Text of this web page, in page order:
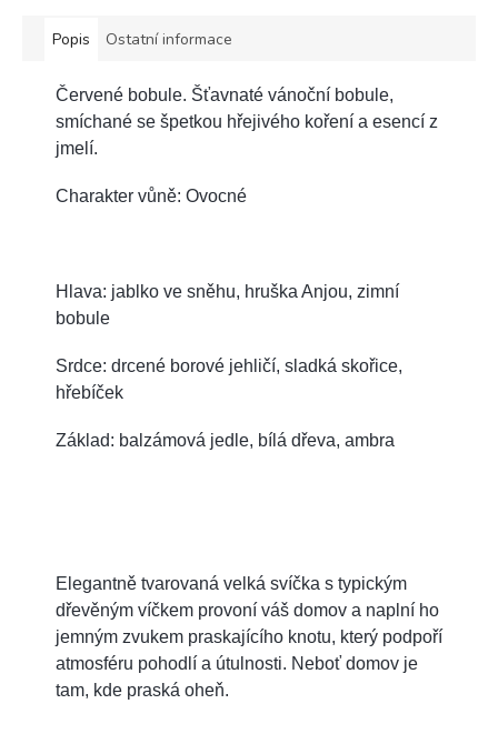
Popis Ostatní informace
Červené bobule. Šťavnaté vánoční bobule,
smíchané se špetkou hřejivého koření a esencí z
jmelí.
Charakter vůně: Ovocné
Hlava: jablko ve sněhu, hruška Anjou, zimní
bobule
Srdce: drcené borové jehličí, sladká skořice,
hřebíček
Základ: balzámová jedle, bílá dřeva, ambra
Elegantně tvarovaná velká svíčka s typickým
dřevěným víčkem provoní váš domov a naplní ho
jemným zvukem praskajícího knotu, který podpoří
atmosféru pohodlí a útulnosti. Neboť domov je
tam, kde praská oheň.